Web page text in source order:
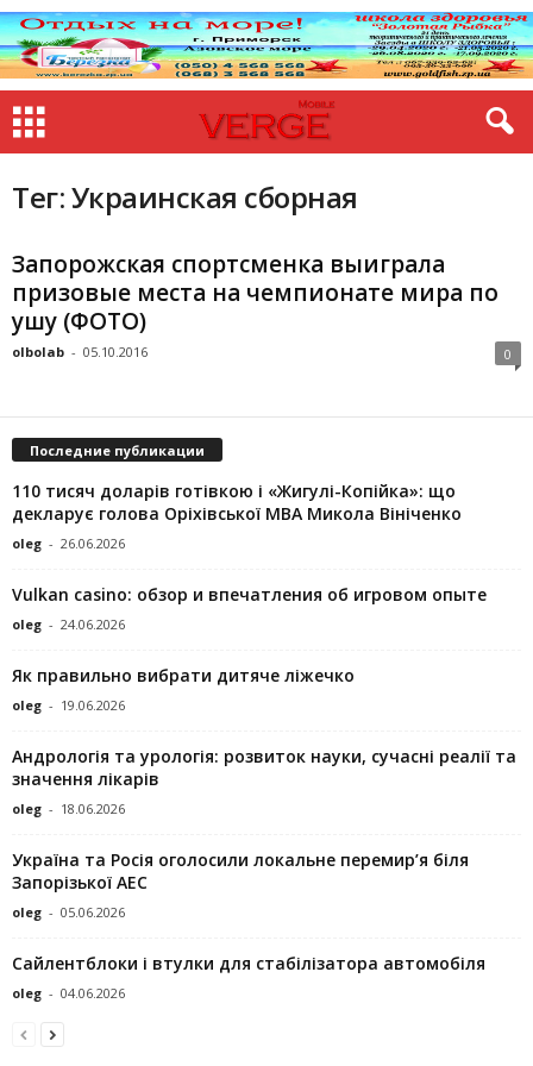
Тег: Украинская сборная
Запорожская спортсменка выиграла
призовые места на чемпионате мира по
ушу (ФОТО)
olbolab - 05.10.2016 0
Последние публикации
110 тисяч доларів готівкою і «Жигулі-Копійка»: що
декларує голова Оріхівської МВА Микола Вініченко
oleg - 26.06.2026
Vulkan casino: обзор и впечатления об игровом опыте
oleg - 24.06.2026
Як правильно вибрати дитяче ліжечко
oleg - 19.06.2026
Андрологія та урологія: розвиток науки, сучасні реалії та
значення лікарів
oleg - 18.06.2026
Україна та Росія оголосили локальне перемир’я біля
Запорізької АЕС
oleg - 05.06.2026
Сайлентблоки і втулки для стабілізатора автомобіля
oleg - 04.06.2026